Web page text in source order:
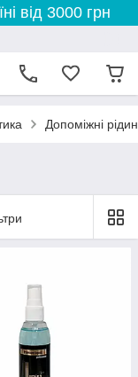
від 3000 грн
Допоміжні